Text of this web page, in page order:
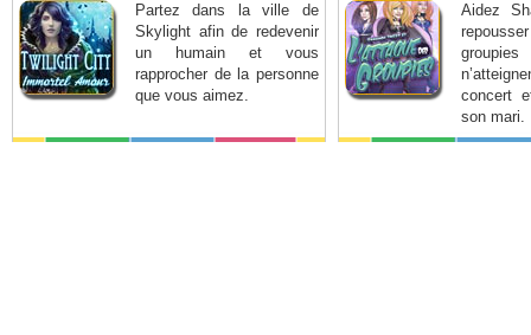
Partez dans la ville de
Skylight afin de redevenir
un humain et vous
rapprocher de la personne
que vous aimez.
Aidez
concert
son mari.